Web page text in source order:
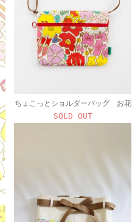
ちょこっとショルダーバッグ お花
SOLD OUT